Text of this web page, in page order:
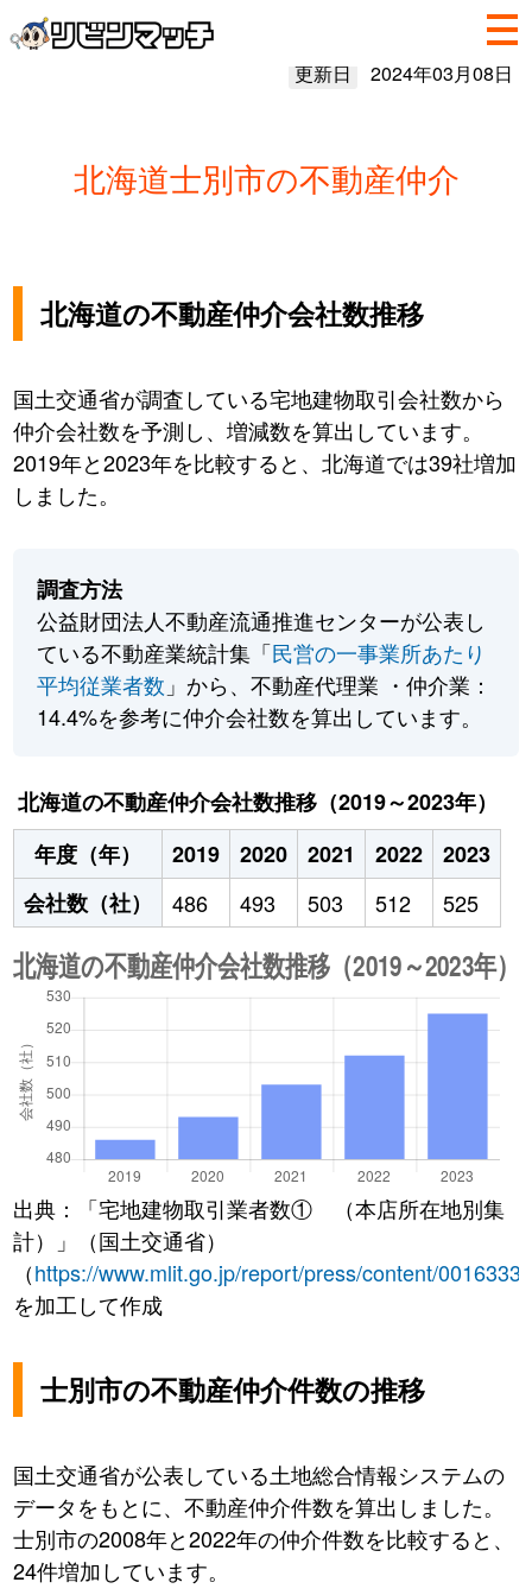
更新日 2024年03月08日
北海道士別市の不動産仲介
北海道の不動産仲介会社数推移
国土交通省が調査している宅地建物取引会社数から
仲介会社数を予測し、増減数を算出しています。
2019年と2023年を比較すると、北海道では39社増加
しました。
調査方法
公益財団法人不動産流通推進センターが公表し
ている不動産業統計集「民営の一事業所あたり
平均従業者数 」から、不動産代理業 ・仲介業：
14.4%を参考に仲介会社数を算出しています。
北海道の不動産仲介会社数推移（2019～2023年）
年度（年）
2019 2020 2021 2022
2023
会社数（社）
486 493 503 512 525
出典：「宅地建物取引業者数① （本店所在地別集
計）」（国土交通省）
（https://www.mlit.go.jp/report/press/content/
を加工して作成
士別市の不動産仲介件数の推移
国土交通省が公表している土地総合情報システムの
データをもとに、不動産仲介件数を算出しました。
士別市の2008年と2022年の仲介件数を比較すると、
24件増加しています。